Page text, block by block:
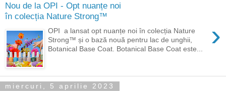
Nou de la OPI - Opt nuanțe noi
în colecția Nature Strong™
›
OPI a lansat opt nuanțe noi în colecția Nature
Strong™ și o bază nouă pentru lac de unghii,
Botanical Base Coat. Botanical Base Coat este...
miercuri, 5 aprilie 2023